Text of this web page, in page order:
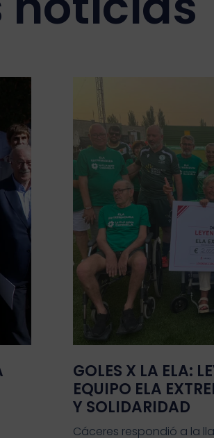
GOLES X LA ELA:
EQUIPO ELA
Y SOLIDARIDAD
Cáceres respondió a la